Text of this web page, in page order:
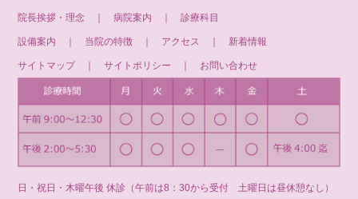
院長挨拶・理念 ｜病院案内 ｜診療科目
設備案内 当院の特徴 アクセス 新着情報
サイトマップ｜サイトポリシー お問い合わせ
日・祝日・木曜午後 休診（午前は8：30から受付 土曜日は昼休憩なし）